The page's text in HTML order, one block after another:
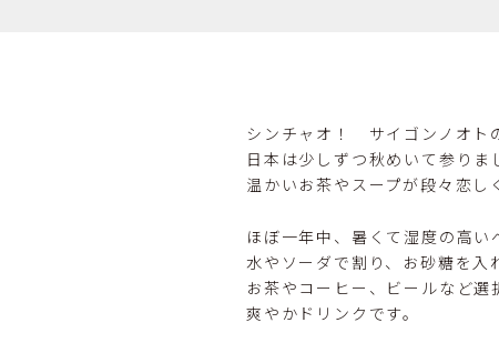
シンチャオ！ サイゴンノオト
日本は少しずつ秋めいて参りま
温かいお茶やスープが段々恋し
ほぼ一年中、暑くて湿度の高
水やソーダで割り、お砂糖を
お茶やコーヒー、ビールなど
爽やかドリンクです。